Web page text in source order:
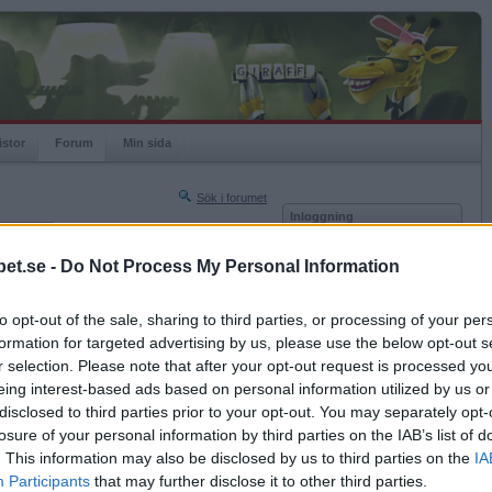
- Do Not Process My Personal Information
opt-out of the sale, sharing to third parties, or processing of your
for targeted advertising by us, please use the below opt-out
selection. Please note that after your opt-out request is processed
interest-based ads based on personal information utilized by us
to third parties prior to your opt-out. You may separately
of your personal information by third parties on the IAB’s list of
This information may also be disclosed by us to third parties on the
Participants that may further disclose it to other third parties.
Forum Min sida
Sök i forumet
Nästa sida »
2009-01-18 16:22
nuförtiden inte är så många som håller i. Å
alla som vill, att göra det!
här
p;id=410
Inloggning
Kom ihåg mig
Glömt ditt lösenord?
Få ny aktiveringslänk
Betapet är gratis!